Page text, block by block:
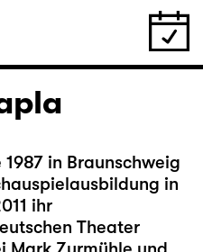
in Braunschweig
in
ihr
Theater